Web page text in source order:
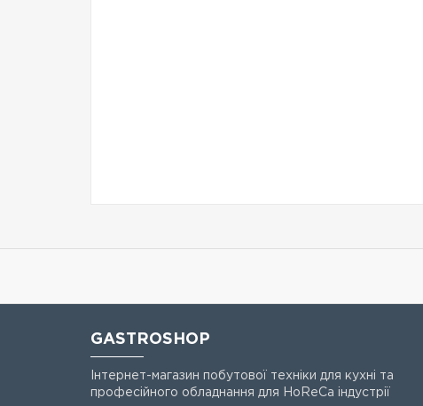
GASTROSHOP
Інтернет-магазин побутової техніки для кухні та
професійного обладнання для HoReCa індустрії